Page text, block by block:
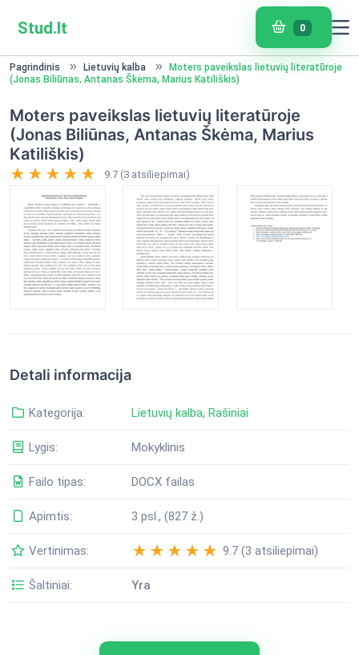
Stud.lt 0
Pagrindinis Lietuvių kalba
Moters paveikslas lietuvių literatūroje
(Jonas Biliūnas, Antanas Škėma, Marius Katiliškis)
Moters paveikslas lietuvių literatūroje
(Jonas Biliūnas, Antanas Škėma, Marius
Katiliškis)
9.7 (3 atsiliepimai)
Detali informacija
Kategorija: Lietuvių kalba, Rašiniai
Lygis: Mokyklinis
Failo tipas: DOCX failas
Apimtis: 3 psl., (827 ž.)
Vertinimas: 9.7 (3 atsiliepimai)
Šaltiniai: Yra